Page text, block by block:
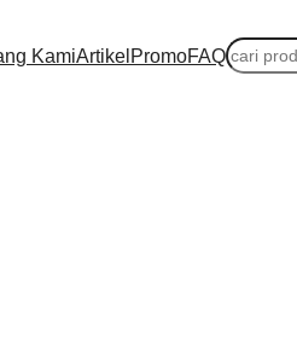
KamiArtikel PromoFAQCari